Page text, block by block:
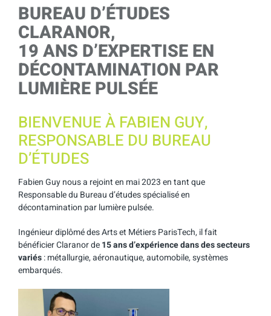
BUREAU D’ÉTUDES
CLARANOR,
19 ANS D’EXPERTISE EN
DÉCONTAMINATION PAR
LUMIÈRE PULSÉE
BIENVENUE À FABIEN GUY,
RESPONSABLE DU BUREAU
D’ÉTUDES
Fabien Guy nous a rejoint en mai 2023 en tant que
Responsable du Bureau d’études spécialisé en
décontamination par lumière pulsée.
Ingénieur diplômé des Arts et Métiers ParisTech, il fait
bénéficier Claranor de15 ans d’expérience dans des secteurs
variés: métallurgie, aéronautique, automobile, systèmes
embarqués.